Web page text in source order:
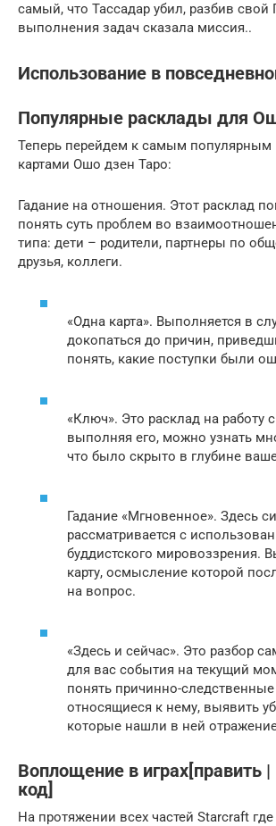
самый, что Тассадар убил, разбив свой
выполнения задач сказала миссия..
Использование в
Популярные расклады для
Теперь перейдем к самым популярным
картами Ошо дзен Таро:
Гадание на отношения. Этот расклад
понять суть проблем во
типа: дети – родители, партнеры по
друзья, коллеги.
«Одна карта». Выполняется в
докопаться до причин,
понять, какие поступки были
«Ключ». Это расклад на работу
выполняя его, можно узнать
что было скрыто в глубине
Гадание «Мгновенное». Здесь
рассматривается с
буддистского мировоззрения.
карту, осмысление которой
на вопрос.
«Здесь и сейчас». Это разбор
для вас события на текущий
понять причинно-
относящиеся к нему, выявить
которые нашли в ней
Воплощение в играх[править |
код]
На протяжении всех частей Starcraft